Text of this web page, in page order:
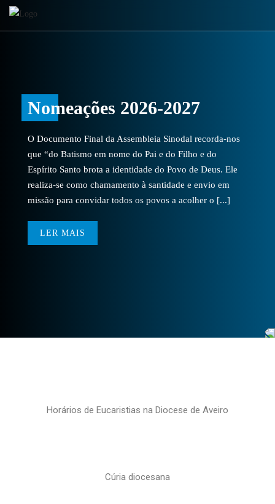
Nomeações 2026-2027
O Documento Final da Assembleia Sinodal recorda-nos
que “do Batismo em nome do Pai e do Filho e do
Espírito Santo brota a identidade do Povo de Deus. Ele
realiza-se como chamamento à santidade e envio em
missão para convidar todos os povos a acolher o [...]
LER MAIS
Horários de Eucaristias na Diocese de Aveiro
Cúria diocesana